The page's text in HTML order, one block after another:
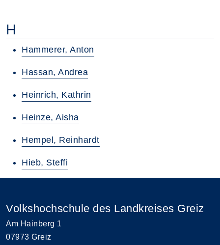
H
Hammerer, Anton
Hassan, Andrea
Heinrich, Kathrin
Heinze, Aisha
Hempel, Reinhardt
Hieb, Steffi
Volkshochschule des Landkreises Greiz
Am Hainberg 1
07973 Greiz